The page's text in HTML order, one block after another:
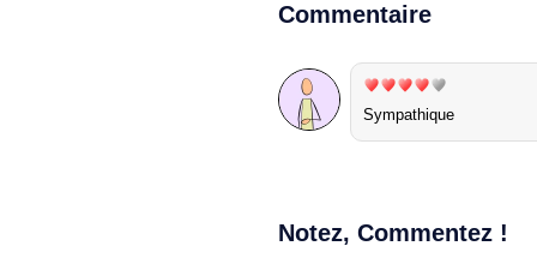
Commentaire
Sympathique
Notez, Commentez !